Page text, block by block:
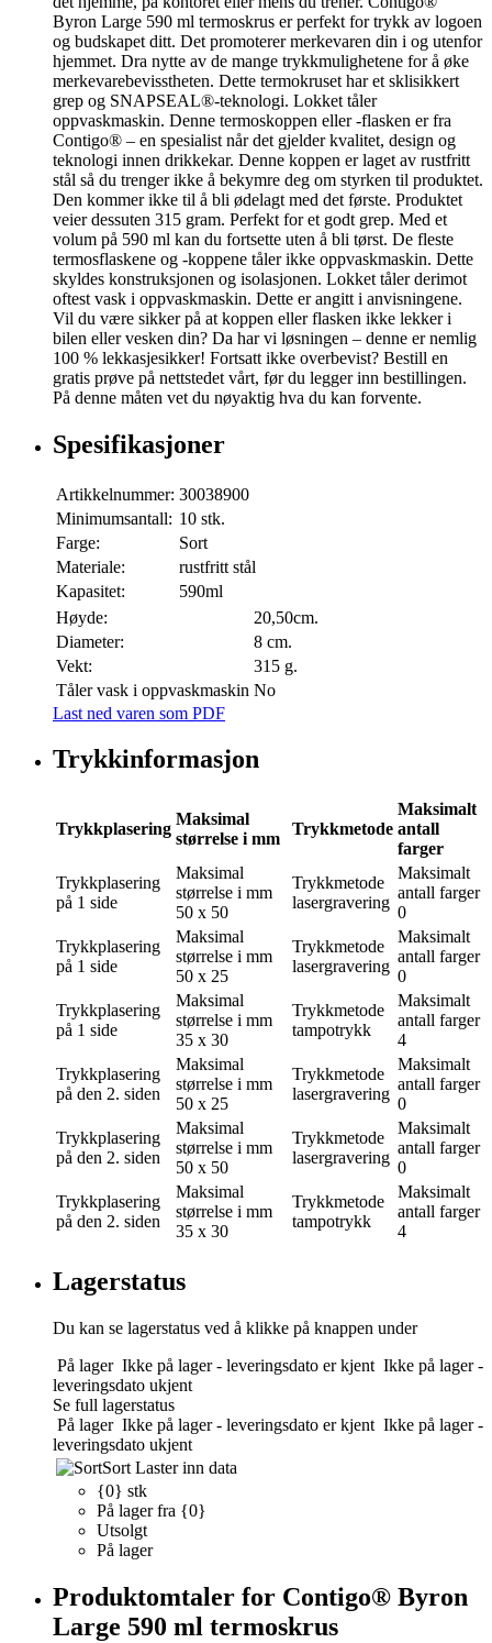
Byron Large 590 ml termoskrus er perfekt for trykk av logoen
og budskapet ditt. Det promoterer merkevaren din i og utenfor
hjemmet. Dra nytte av de mange trykkmulighetene for å øke
merkevarebevisstheten. Dette termokruset har et sklisikkert
grep og SNAPSEAL®-teknologi. Lokket tåler
oppvaskmaskin. Denne termoskoppen eller -flasken er fra
Contigo® – en spesialist når det gjelder kvalitet, design og
teknologi innen drikkekar. Denne koppen er laget av rustfritt
stål så du trenger ikke å bekymre deg om styrken til produktet.
Den kommer ikke til å bli ødelagt med det første. Produktet
veier dessuten 315 gram. Perfekt for et godt grep. Med et
volum på 590 ml kan du fortsette uten å bli tørst. De fleste
termosflaskene og -koppene tåler ikke oppvaskmaskin. Dette
skyldes konstruksjonen og isolasjonen. Lokket tåler derimot
oftest vask i oppvaskmaskin. Dette er angitt i anvisningene.
Vil du være sikker på at koppen eller flasken ikke lekker i
bilen eller vesken din? Da har vi løsningen – denne er nemlig
100 % lekkasjesikker! Fortsatt ikke overbevist? Bestill en
gratis prøve på nettstedet vårt, før du legger inn bestillingen.
På denne måten vet du nøyaktig hva du kan forvente.
Spesifikasjoner
Artikkelnummer: 30038900
Minimumsantall: 10 stk.
Farge:
Sort
Materiale:
rustfritt stål
Kapasitet:
590ml
Høyde:
20,50cm.
Diameter:
8 cm.
Vekt:
315 g.
Tåler vask i oppvaskmaskin No
Last ned varen som PDF
Trykkinformasjon
Trykkplasering
Maksimal
størrelse i mm
Trykkmetode
Maksimalt
antall
farger
Trykkplasering
på 1 side
Maksimal
størrelse i mm
50 x 50
Trykkmetode
lasergravering
Maksimalt
antall farger
0
Trykkplasering
på 1 side
Maksimal
størrelse i mm
50 x 25
Trykkmetode
lasergravering
Maksimalt
antall farger
0
Trykkplasering
på 1 side
Maksimal
størrelse i mm
35 x 30
Trykkmetode
tampotrykk
Maksimalt
antall farger
4
Trykkplasering
på den 2. siden
Maksimal
størrelse i mm
50 x 25
Trykkmetode
lasergravering
Maksimalt
antall farger
0
Trykkplasering
på den 2. siden
Maksimal
størrelse i mm
50 x 50
Trykkmetode
lasergravering
Maksimalt
antall farger
0
Trykkplasering
på den 2. siden
Maksimal
størrelse i mm
35 x 30
Trykkmetode
tampotrykk
Maksimalt
antall farger
4
Lagerstatus
Du kan se lagerstatus ved å klikke på knappen under
På lager Ikke på lager - leveringsdato er kjent Ikke på lager -
leveringsdato ukjent
Se full lagerstatus
På lager Ikke på lager - leveringsdato er kjent Ikke på lager -
leveringsdato ukjent
Sort Laster inn data
{0} stk
På lager fra {0}
Utsolgt
På lager
Produktomtaler for Contigo® Byron
Large 590 ml termoskrus